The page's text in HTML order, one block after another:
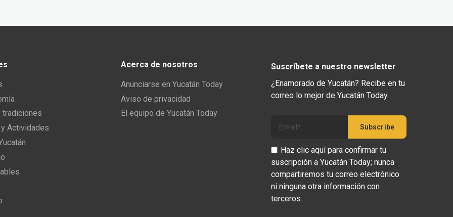
tradiciones
Actividades
Acerca de nosotros
Anunciarse en Yucatán Today
Aviso de privacidad
El equipo de Yucatán Today
Suscríbete a nuestro newsletter
¿Enamorado de Yucatán? Recibe en tu
correo lo mejor de Yucatán Today.
Haz clic aquí para confirmar tu
suscripción a Yucatán Today; nunca
compartiremos tu correo electrónico
ni ninguna otra información con
terceros.